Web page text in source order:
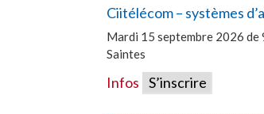
Ciitélécom – systèmes
Mardi 15 septembre 2026 de
Saintes
Infos S’inscrire